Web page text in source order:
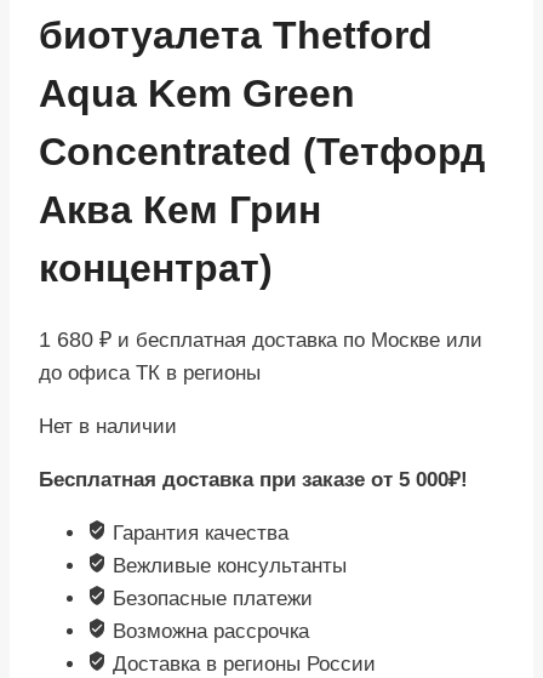
биотуалета Thetford
Aqua Kem Green
Concentrated (Тетфорд
Аква Кем Грин
концентрат)
1 680 ₽ и бесплатная доставка по Москве или
до офиса ТК в регионы
Нет в наличии
Бесплатная доставка при заказе от 5 000₽!
Гарантия качества
Вежливые консультанты
Безопасные платежи
Возможна рассрочка
Доставка в регионы России